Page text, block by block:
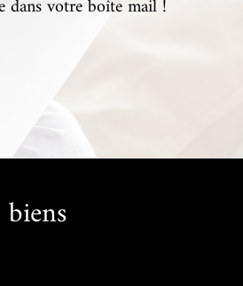
dans votre boîte mail !